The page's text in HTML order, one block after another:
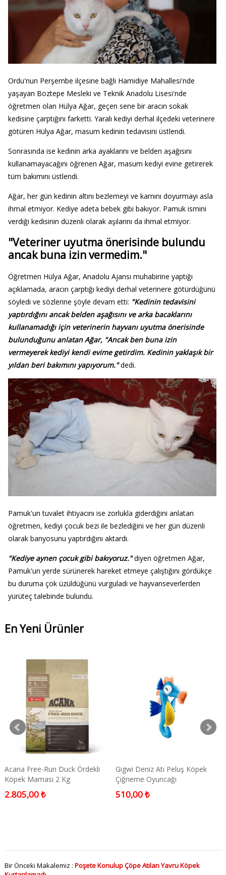
Ordu'nun Perşembe ilçesine bağlı Hamidiye Mahallesi'nde
yaşayan Boztepe Mesleki ve Teknik Anadolu Lisesi'nde
öğretmen olan Hülya Ağar, geçen sene bir aracın sokak
kedisine çarptığını farketti. Yaralı kediyi derhal ilçedeki veterinere
götüren Hülya Ağar, masum kedinin tedavisini üstlendi.
Sonrasında ise kedinin arka ayaklarını ve belden aşağısını
kullanamayacağını öğrenen Ağar, masum kediyi evine getirerek
tüm bakımını üstlendi.
Ağar, her gün kedinin altını bezlemeyi ve karnını doyurmayı asla
ihmal etmiyor. Kediye adeta bebek gibi bakıyor. Pamuk ismini
verdiği kedisinin düzenli olarak aşılarını da ihmal etmiyor.
"Veteriner uyutma önerisinde bulundu
ancak buna izin vermedim."
Öğretmen Hülya Ağar, Anadolu Ajansı muhabirine yaptığı
açıklamada, aracın çarptığı kediyi derhal veterinere götürdüğünü
söyledi ve sözlerine şöyle devam etti: "Kedinin tedavisini
yaptırdığını ancak belden aşağısını ve arka bacaklarını
kullanamadığı için veterinerin hayvanı uyutma önerisinde
bulunduğunu anlatan Ağar, "Ancak ben buna izin
vermeyerek kediyi kendi evime getirdim. Kedinin yaklaşık bir
yıldan beri bakımını yapıyorum."dedi.
Pamuk'un tuvalet ihtiyacını ise zorlukla giderdiğini anlatan
öğretmen, kediyi çocuk bezi ile bezlediğini ve her gün düzenli
olarak banyosunu yaptırdığını aktardı.
"Kediye aynen çocuk gibi bakıyoruz."diyen öğretmen Ağar,
Pamuk'un yerde sürünerek hareket etmeye çalıştığını gördükçe
bu duruma çok üzüldüğünü vurguladı ve hayvanseverlerden
yürüteç talebinde bulundu.
En Yeni Ürünler
Acana Free-Run Duck Ördekli
Köpek Maması 2 Kg
2.805,00 ₺
Gigwi Deniz Atı Peluş Köpek
Çiğneme Oyuncağı
510,00 ₺
Bir Önceki Makalemiz : Poşete Konulup Çöpe Atılan Yavru Köpek